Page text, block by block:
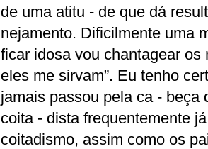
de uma atitu - de que dá
nejamento. Dificilmente uma
ficar idosa vou chantagear os
eles me sirvam”. Eu tenho
jamais passou pela ca - beça
coita - dista frequentemente
coitadismo, assim como os